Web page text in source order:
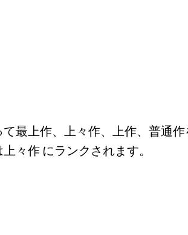
摩
最上作、上々作、上作、普通作
々作 にランクされます。